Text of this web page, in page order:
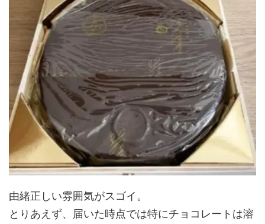
由緒正しい雰囲気がスゴイ。
とりあえず、届いた時点では特にチョコレートは溶